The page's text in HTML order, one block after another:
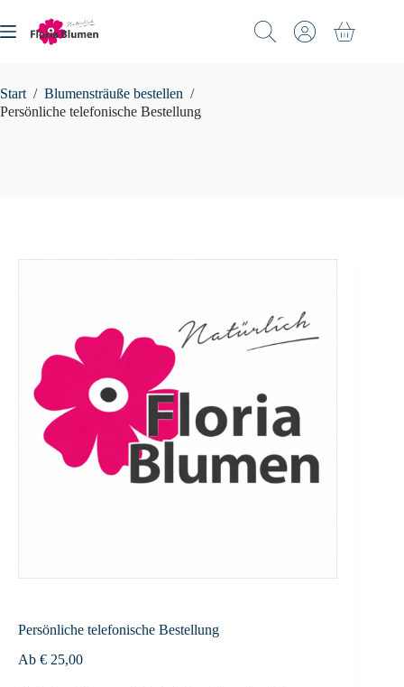
Inhalt
springen
Warenkorb
Start / Blumensträuße bestellen /
Persönliche telefonische Bestellung
Persönliche telefonische Bestellung
Ab € 25,00